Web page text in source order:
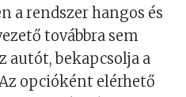
a rendszer hangos és
továbbra sem
autót, bekapcsolja a
opcióként elérhető